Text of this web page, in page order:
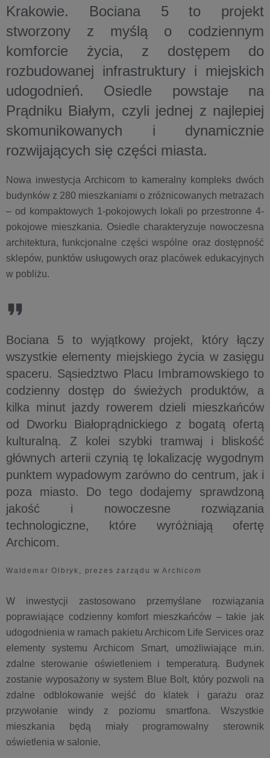
Krakowie. Bociana 5 to projekt
stworzony z myślą o codziennym
komforcie życia, z dostępem do
rozbudowanej infrastruktury i miejskich
udogodnień. Osiedle powstaje na
Prądniku Białym, czyli jednej z najlepiej
skomunikowanych i dynamicznie
rozwijających się części miasta.
Nowa inwestycja Archicom to kameralny kompleks dwóch
budynków z 280 mieszkaniami o zróżnicowanych metrażach
– od kompaktowych 1-pokojowych lokali po przestronne 4-
pokojowe mieszkania. Osiedle charakteryzuje nowoczesna
architektura, funkcjonalne części wspólne oraz dostępność
sklepów, punktów usługowych oraz placówek edukacyjnych
w pobliżu.
Bociana 5 to wyjątkowy projekt, który łączy
wszystkie elementy miejskiego życia w zasięgu
spaceru. Sąsiedztwo Placu Imbramowskiego to
codzienny dostęp do świeżych produktów, a
kilka minut jazdy rowerem dzieli mieszkańców
od Dworku Białoprądnickiego z bogatą ofertą
kulturalną. Z kolei szybki tramwaj i bliskość
głównych arterii czynią tę lokalizację wygodnym
punktem wypadowym zarówno do centrum, jak i
poza miasto. Do tego dodajemy sprawdzoną
jakość i nowoczesne rozwiązania
technologiczne, które wyróżniają ofertę
Archicom.
Waldemar Olbryk, prezes zarządu w Archicom
W inwestycji zastosowano przemyślane rozwiązania
poprawiające codzienny komfort mieszkańców – takie jak
udogodnienia w ramach pakietu Archicom Life Services oraz
elementy systemu Archicom Smart, umożliwiające m.in.
zdalne sterowanie oświetleniem i temperaturą. Budynek
zostanie wyposażony w system Blue Bolt, który pozwoli na
zdalne odblokowanie wejść do klatek i garażu oraz
przywołanie windy z poziomu smartfona. Wszystkie
mieszkania będą miały programowalny sterownik
oświetlenia w salonie.